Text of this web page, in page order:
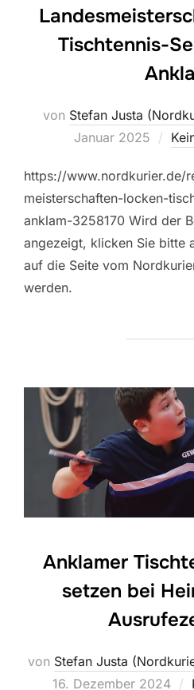
Tischtennis-
von Stefan Justa
Januar 2025
https://www.nordkurier.de/
meisterschaften-locken-
anklam-3258170 Wird der
angezeigt, klicken Sie bitte
auf die Seite vom
werden.
Anklamer
setzen bei
von Stefan Justa
16. Dezember 2024